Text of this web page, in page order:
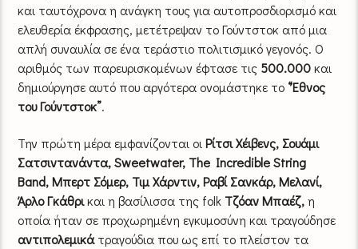
και ταυτόχρονα η ανάγκη τους για αυτοπροσδιορισμό και
ελευθερία έκφρασης, μετέτρεψαν το Γούντστοκ από μια
απλή συναυλία σε ένα τεράστιο πολιτισμικό γεγονός. Ο
αριθμός των παρευρισκομένων έφτασε τις 500.000και
δημιούργησε αυτό που αργότερα ονομάστηκε το “Έθνος
του Γούντστοκ”.
Την πρώτη μέρα εμφανίζονται οιΡίτσι Χέιβενς, Σουάμι
Σατσιντανάντα, Sweetwater, The Incredible String
Band, Μπερτ Σόμερ, Τιμ Χάρντιν, Ραβί Σανκάρ, Μελανί,
Άρλο Γκάθρικαι η βασίλισσα της folk Τζόαν Μπαέζ,η
οποία ήταν σε προχωρημένη εγκυμοσύνη και τραγούδησε
αντιπολεμικάτραγούδια που ως επί το πλείστον τα